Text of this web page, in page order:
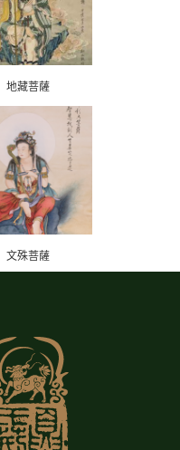
地藏菩薩
文殊菩薩